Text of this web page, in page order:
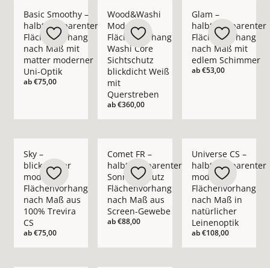
Basic Smoothy –
halbtransparenter
Flächenvorhang
nach Maß mit
matter moderner
Uni-Optik
ab€75,00
Wood&Washi
Moderner
Flächenvorhang
Washi Core
Sichtschutz
blickdicht Weiß
mit
Querstreben
ab€360,00
Glam –
halbtransparenter
Flächenvorhang
nach Maß mit
edlem Schimmer
ab€53,00
Sky –
blickdichter
moderner
Flächenvorhang
nach Maß aus
100% Trevira
CS
ab€75,00
Comet FR –
halbtransparenter
Sonnenschutz
Flächenvorhang
nach Maß aus
Screen-Gewebe
ab€88,00
Universe CS –
halbtransparenter
moderner
Flächenvorhang
nach Maß in
natürlicher
Leinenoptik
ab€108,00